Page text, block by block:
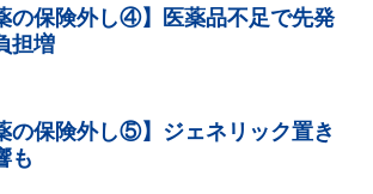
の保険外し④】医薬品不足で先発
担増
の保険外し⑤】ジェネリック置き
も